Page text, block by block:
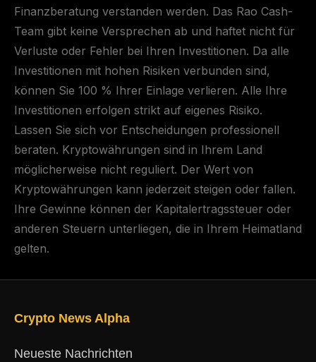
Finanzberatung verstanden werden. Das Rao Cash-
Team gibt keine Versprechen ab und haftet nicht für
Verluste oder Fehler bei Ihren Investitionen. Da alle
Investitionen mit hohen Risiken verbunden sind,
können Sie 100 % Ihrer Einlage verlieren. Alle Ihre
Investitionen erfolgen strikt auf eigenes Risiko.
Lassen Sie sich vor Entscheidungen professionell
beraten. Kryptowährungen sind in Ihrem Land
möglicherweise nicht reguliert. Der Wert von
Kryptowährungen kann jederzeit steigen oder fallen.
Ihre Gewinne können der Kapitalertragssteuer oder
anderen Steuern unterliegen, die in Ihrem Heimatland
gelten.
Crypto News Alpha
Neueste Nachrichten